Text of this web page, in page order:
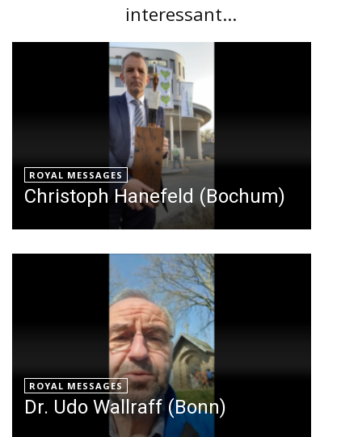
interessant...
ROYAL MESSAGES
Christoph Hanefeld (Bochum)
ROYAL MESSAGES
Dr. Udo Wallraff (Bonn)